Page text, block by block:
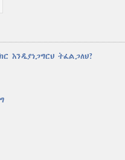
እንዲያነጋግርህ ትፈልጋለህ?